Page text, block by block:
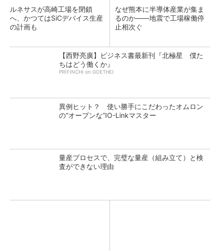
ルネサスが高崎工場を閉鎖
へ、かつてはSiCデバイス生産
の計画も
なぜ熊本に半導体産業が集ま
るのか――地震で工場稼働停
止相次ぐ
【西野亮廣】ビジネス書最新刊『北極星 僕た
ちはどう働くか』
PR(FINCHI on GOETHE)
異例ヒット？ 使い勝手にこだわったオムロン
の“オープンな”IO-Linkマスター
量産プロセスで、完璧な量産（組み立て）と検
査ができない理由